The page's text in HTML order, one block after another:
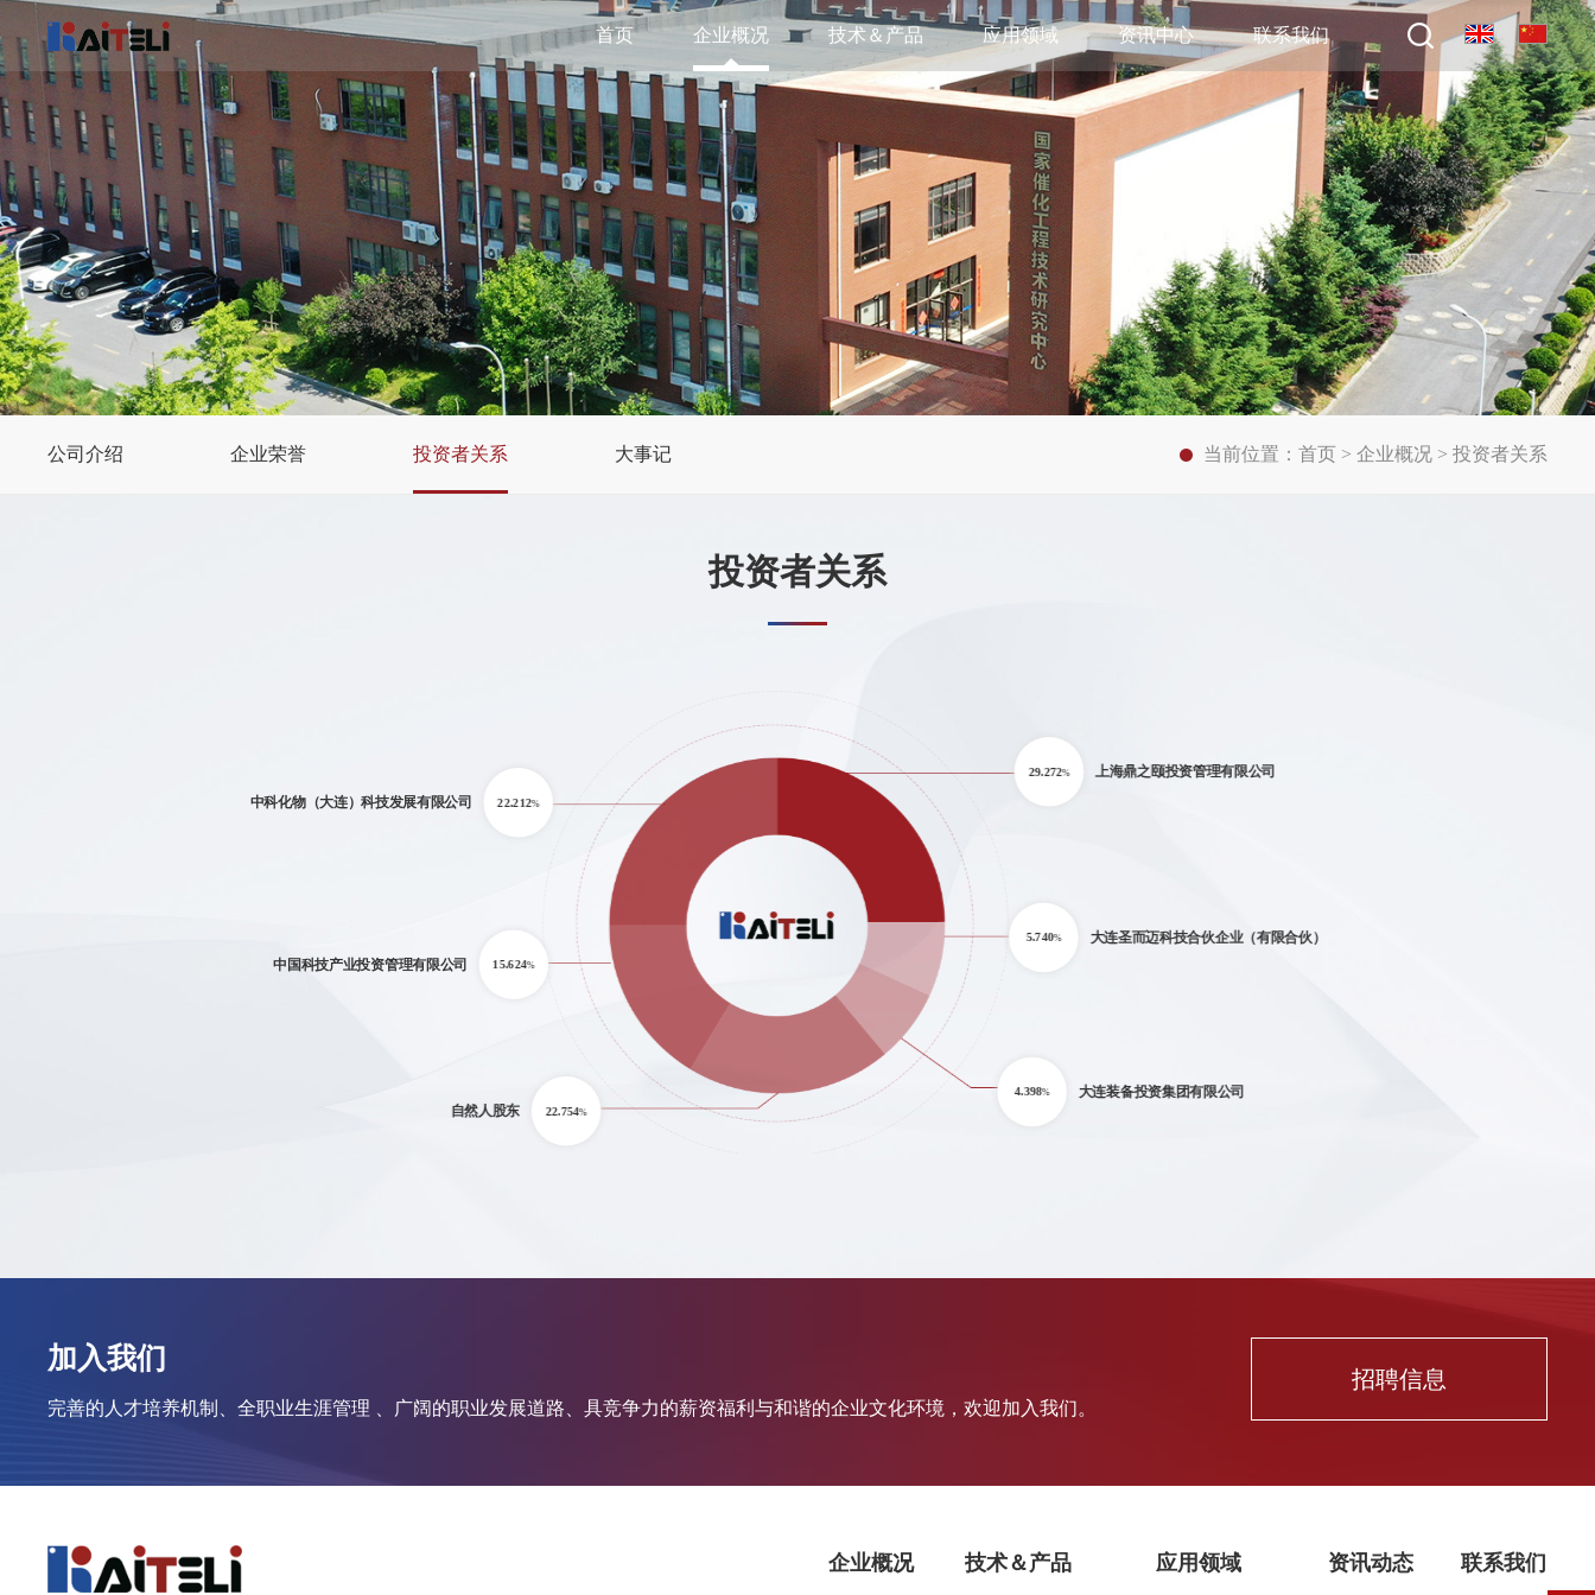
首页 企业概况 技术＆产品 应用领域 资讯中心 联系我们
公司介绍 企业荣誉 投资者关系 大事记 当前位置： 首页 > 企业概况 > 投资者关系
投资者关系
中科化物（大连）科技发展有限公司 22.212%
中国科技产业投资管理有限公司 15.624%
自然人股东 22.754%
上海鼎之颐投资管理有限公司
29.272%
大连圣而迈科技合伙企业（有限合伙）
5.740%
大连装备投资集团有限公司
4.398%
加入我们
完善的人才培养机制、全职业生涯管理 、广阔的职业发展道路、具竞争力的薪资福利与和谐的企业文化环境，欢迎加入我们。
招聘信息
企业概况 技术＆产品 应用领域 资讯动态 联系我们